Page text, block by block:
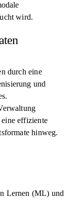
wird.
durch eine
und
effiziente
hinweg.
Lernen (ML) und